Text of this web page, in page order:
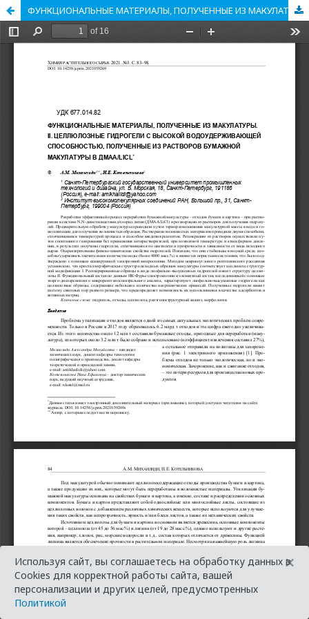
ФУНКЦИОНАЛЬНЫЕ МАТЕРИАЛЫ, ПОЛУЧЕННЫЕ ИЗ МАКУЛАТУРЫ. II. ЦЕЛЛЮЛОЗНЫЕ ГИДРОГЕЛИ С ВЫСОКОЙ ВОДОУДЕРЖИВАЮЩЕЙ СПОСОБНОСТЬЮ, ПОЛУЧЕННЫЕ ИЗ РАСТВОРОВ БУМАЖНОЙ МАКУЛАТУРЫ В ДМАА/LiCl
Используя сайт, вы соглашаетесь на обработку данных в
Cookies для корректной работы сайта, вашей
персонализации и других целей, предусмотренных
Политикой
×